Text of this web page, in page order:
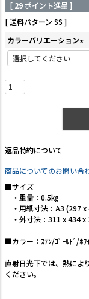
[ 29ポイント進呈 ]
送料パターン SS
カラーバリエーション
(
必
返品特約について
商品についてのお問い合
■サイズ
・重量：0.5㎏
・用紙寸法：A3 (297 x
・外寸法：311 x 434 x
■カラー：ｽﾃﾝ/ｺﾞｰﾙﾄﾞ/ﾎﾜ
直射日光下では、熱によ
ください。